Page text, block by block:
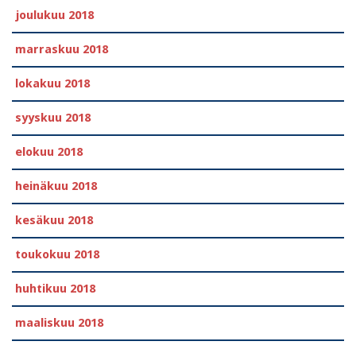
joulukuu 2018
marraskuu 2018
lokakuu 2018
syyskuu 2018
elokuu 2018
heinäkuu 2018
kesäkuu 2018
toukokuu 2018
huhtikuu 2018
maaliskuu 2018